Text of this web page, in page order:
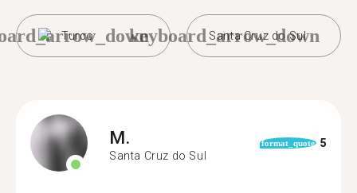
Turco Santa Cruz do Sul
keyboard_arrow_down
M.
Santa Cruz do Sul
format_quote 5